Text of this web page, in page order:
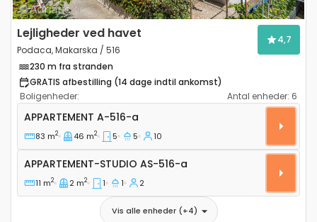
Lejligheder ved havet
Podaca, Makarska / 516
4,7
230 m fra stranden
GRATIS afbestilling (14 dage indtil ankomst)
Boligenheder:
Antal enheder: 6
Komfortabel lejlighed Podaca, Makarska A-516-a
APPARTEMENT A-516-a
83 m2 46 m2 5 5 10
Appartement-studio AS-516-a
APPARTEMENT-STUDIO AS-516-a
11 m2 2 m2 1 1 2
Vis alle enheder(+4)